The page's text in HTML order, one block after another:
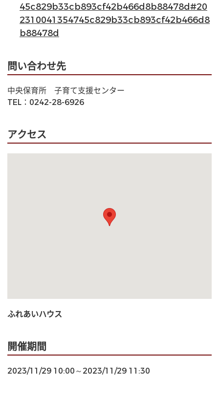
45c829b33cb893cf42b466d8b88478d#20
2310041354745c829b33cb893cf42b466d8
b88478d
問い合わせ先
中央保育所　子育て支援センター
TEL：0242-28-6926
アクセス
ふれあいハウス
開催期間
2023/11/29 10:00～2023/11/29 11:30